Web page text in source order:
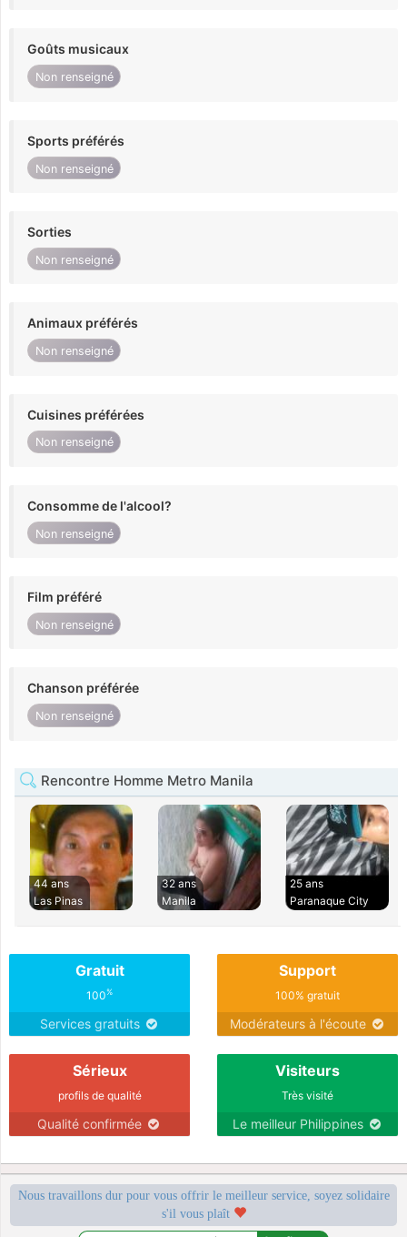
Goûts musicaux
Non renseigné
Sports préférés
Non renseigné
Sorties
Non renseigné
Animaux préférés
Non renseigné
Cuisines préférées
Non renseigné
Consomme de l'alcool?
Non renseigné
Film préféré
Non renseigné
Chanson préférée
Non renseigné
Rencontre Homme Metro Manila
44 ans
Las Pinas
32 ans
Manila
25 ans
Paranaque City
Gratuit
100%
Services gratuits
Support
100% gratuit
Modérateurs à l'écoute
Sérieux
profils de qualité
Qualité confirmée
Visiteurs
Très visité
Le meilleur Philippines
Nous travaillons dur pour vous offrir le meilleur service, soyez solidaire
s'il vous plaît